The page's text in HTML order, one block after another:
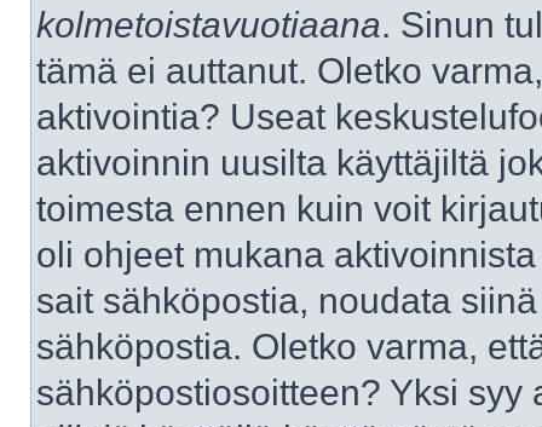
kolmetoistavuotiaana. Sinun
tämä ei auttanut. Oletko
aktivointia? Useat
aktivoinnin uusilta käyttäjiltä
toimesta ennen kuin voit
oli ohjeet mukana
sait sähköpostia, noudata
sähköpostia. Oletko varma,
sähköpostiosoitteen? Yksi